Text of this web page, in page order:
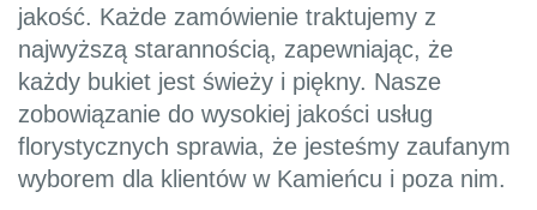
jakość. Każde zamówienie traktujemy z
najwyższą starannością, zapewniając, że
każdy bukiet jest świeży i piękny. Nasze
zobowiązanie do wysokiej jakości usług
florystycznych sprawia, że jesteśmy zaufanym
wyborem dla klientów w Kamieńcu i poza nim.